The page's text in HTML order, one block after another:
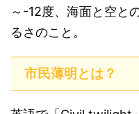
～-12度、海面と空と
るさのこと。
市民薄明とは？